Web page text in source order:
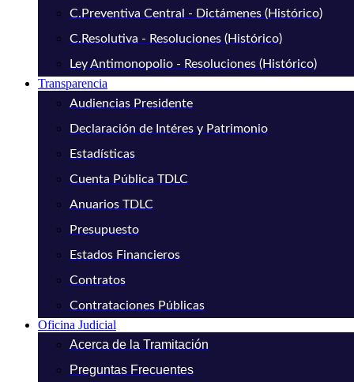
C.Preventiva Central - Dictámenes (Histórico)
C.Resolutiva - Resoluciones (Histórico)
Ley Antimonopolio - Resoluciones (Histórico)
Transparencia
Audiencias Presidente
Declaración de Intéres y Patrimonio
Estadísticas
Cuenta Pública TDLC
Anuarios TDLC
Presupuesto
Estados Financieros
Contratos
Contrataciones Públicas
Oficina Judicial
Acerca de la Tramitación
Preguntas Frecuentes